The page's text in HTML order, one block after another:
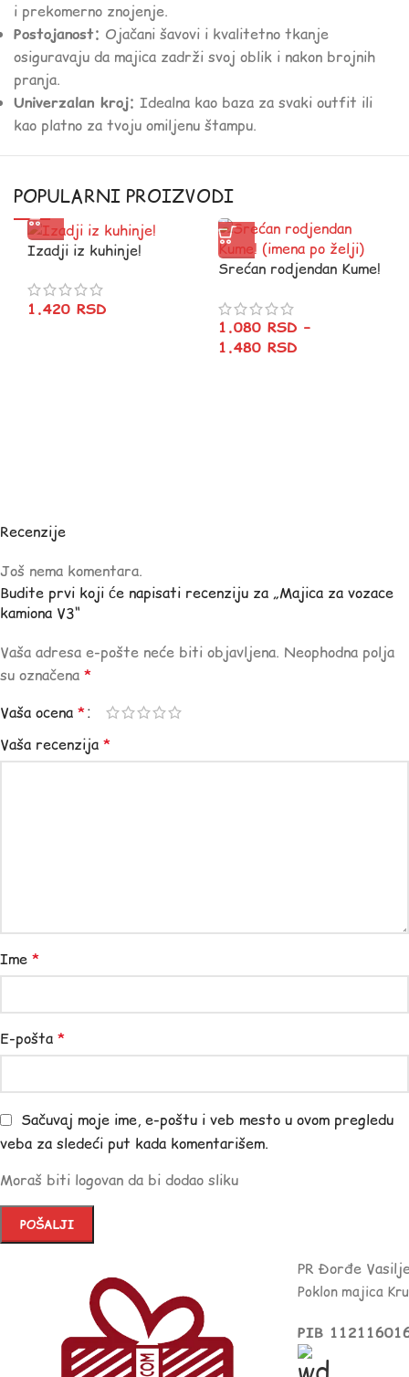
i prekomerno znojenje.
Postojanost: Ojačani šavovi i kvalitetno tkanje
osiguravaju da majica zadrži svoj oblik i nakon brojnih
pranja.
Univerzalan kroj: Idealna kao baza za svaki outfit ili
kao platno za tvoju omiljenu štampu.
POPULARNI PROIZVODI
Izadji iz kuhinje!
1.420 RSD
Srećan rodjendan Kume!
1.080 RSD –
1.480 RSD
Recenzije
Još nema komentara.
Budite prvi koji će napisati recenziju za „Majica za vozace
kamiona V3“
Vaša adresa e-pošte neće biti objavljena. Neophodna polja
su označena *
Vaša ocena *
Vaša recenzija *
Ime *
E-pošta *
Sačuvaj moje ime, e-poštu i veb mesto u ovom pregledu
veba za sledeći put kada komentarišem.
Moraš biti logovan da bi dodao sliku
PR Đorđe
Poklon majica
PIB